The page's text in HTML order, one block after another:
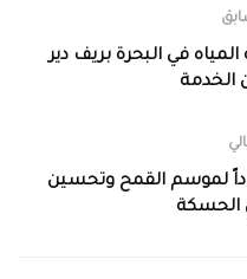
في البحرة بريف دير
الخدمة
لموسم القمح وتحسين
الحسكة